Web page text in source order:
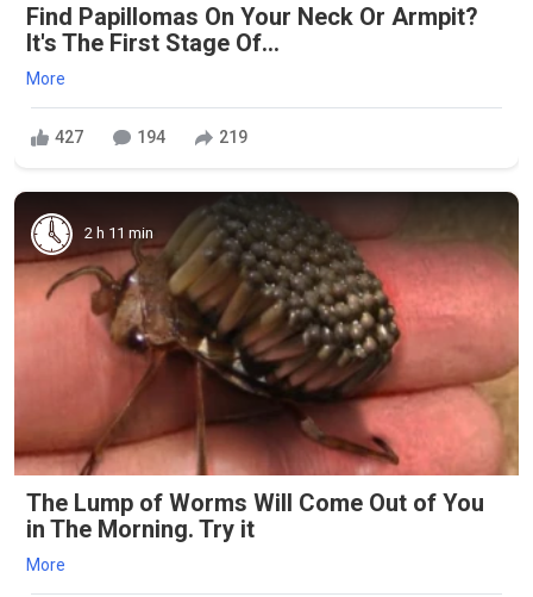
Find Papillomas On Your Neck Or Armpit?
It's The First Stage Of...
More
427 194 219
2 h 11 min
The Lump of Worms Will Come Out of You
in The Morning. Try it
More